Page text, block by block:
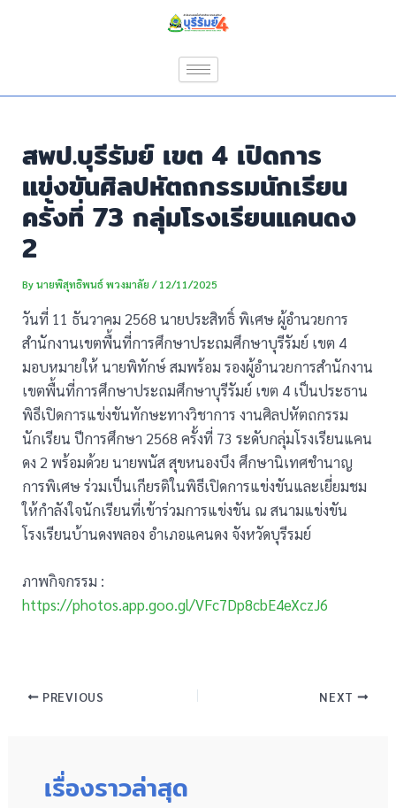
สพป.บุรีรัมย์ เขต 4 เปิดการ
แข่งขันศิลปหัตถกรรมนักเรียน
ครั้งที่ 73 กลุ่มโรงเรียนแคนดง
2
Byนายพิสุทธิพนธ์ พวงมาลัย/12/11/2025
วันที่ 11 ธันวาคม 2568 นายประสิทธิ์ พิเศษ ผู้อำนวยการ
สำนักงานเขตพื้นที่การศึกษาประถมศึกษาบุรีรัมย์ เขต 4
มอบหมายให้ นายพิทักษ์ สมพร้อม รองผู้อำนวยการสำนักงาน
เขตพื้นที่การศึกษาประถมศึกษาบุรีรัมย์ เขต 4 เป็นประธาน
พิธีเปิดการแข่งขันทักษะทางวิชาการ งานศิลปหัตถกรรม
นักเรียน ปีการศึกษา 2568 ครั้งที่ 73 ระดับกลุ่มโรงเรียนแคน
ดง 2 พร้อมด้วย นายพนัส สุขหนองบึง ศึกษานิเทศชำนาญ
การพิเศษ ร่วมเป็นเกียรติในพิธีเปิดการแข่งขันและเยี่ยมชม
ให้กำลังใจนักเรียนที่เข้าร่วมการแข่งขัน ณ สนามแข่งขัน
โรงเรียนบ้านดงพลอง อำเภอแคนดง จังหวัดบุรีรมย์
ภาพกิจกรรม :
https://photos.app.goo.gl/VFc7Dp8cbE4eXczJ6
PREVIOUS NEXT
เรื่องราวล่าสุด